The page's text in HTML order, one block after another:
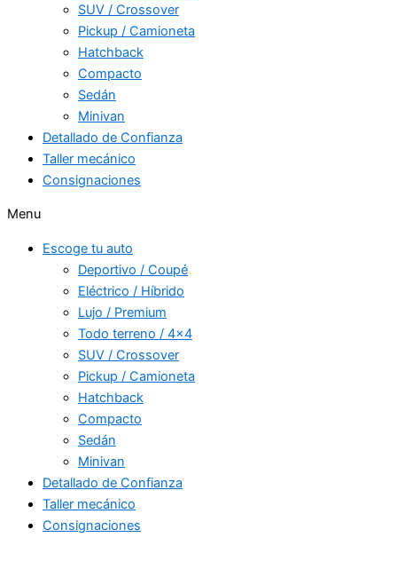
SUV / Crossover
Pickup / Camioneta
Hatchback
Compacto
Sedán
Minivan
Detallado de Confianza
Taller mecánico
Consignaciones
Menu
Escoge tu auto
Deportivo / Coupé
Eléctrico / Híbrido
Lujo / Premium
Todo terreno / 4×4
SUV / Crossover
Pickup / Camioneta
Hatchback
Compacto
Sedán
Minivan
Detallado de Confianza
Taller mecánico
Consignaciones